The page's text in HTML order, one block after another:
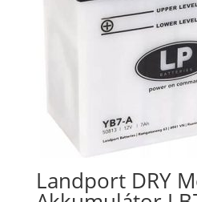
Landport DRY